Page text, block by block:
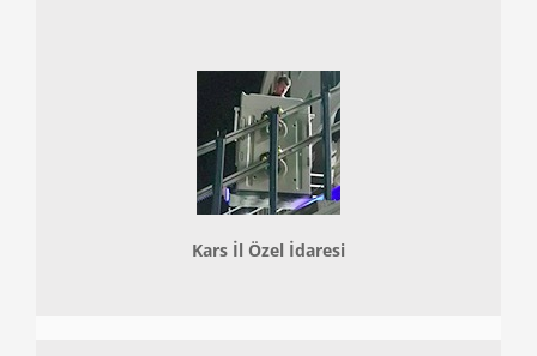
Kars İl Özel İdaresi